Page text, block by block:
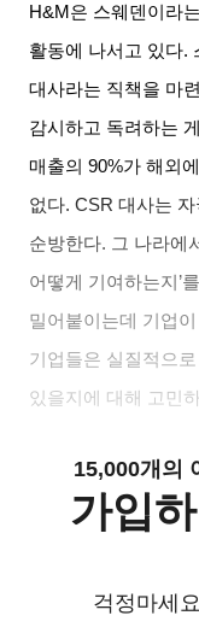
H&M 은 스웨덴이라
활동에 나서고 있다.
대사라는 직책을 마
감시하고 독려하는 게
매출의 90%가 해외
없다. CSR대사는 자
순방한다. 그 나라에
어떻게 기여하는지 ’
밀어붙이는데 기업
기업들은 실질적으
있을지에 대해 고민
15,000개의
가입
걱정마세